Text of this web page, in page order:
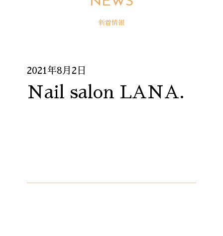
新着情報
2021年8月2日
Nail salon LANA.